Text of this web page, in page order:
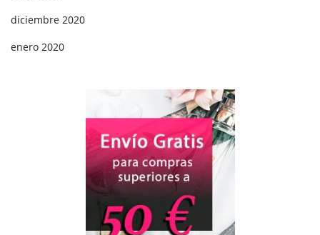
diciembre 2020
enero 2020